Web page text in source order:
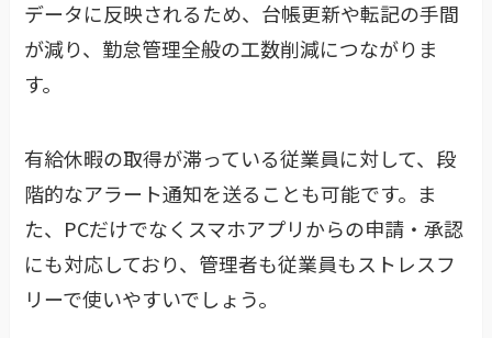
データに反映されるため、台帳更新や転記の手間
が減り、勤怠管理全般の工数削減につながりま
す。
有給休暇の取得が滞っている従業員に対して、段
階的なアラート通知を送ることも可能です。ま
た、PCだけでなくスマホアプリからの申請・承認
にも対応しており、管理者も従業員もストレスフ
リーで使いやすいでしょう。